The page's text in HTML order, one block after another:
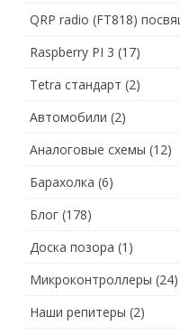
QRP radio (FT818)
Raspberry PI 3 (17)
Tetra стандарт (2)
Автомобили (2)
Аналоговые схемы (12)
Барахолка (6)
Блог (178)
Доска позора (1)
Микроконтроллеры (24)
Наши репитеры (2)